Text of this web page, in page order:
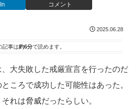
コメント
2025.06.28
記事は約6分で読めます。
大失敗した戒厳宣言を行ったのだ
ころで成功した可能性はあった。
れは脅威だったらしい。